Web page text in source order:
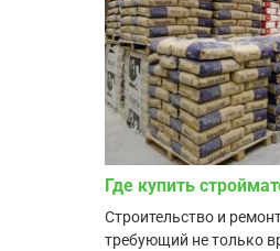
Где купить
Строительство и
требующий не только